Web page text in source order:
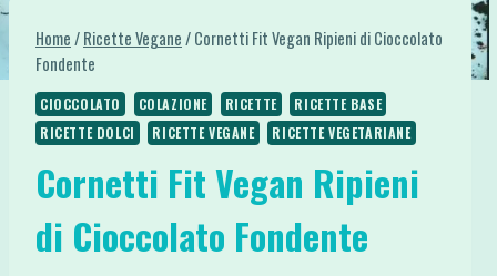
Home/Ricette Vegane/Cornetti Fit Vegan Ripieni di Cioccolato
Fondente
CIOCCOLATO COLAZIONE RICETTE
RICETTE BASE
RICETTE DOLCI
RICETTE VEGANE RICETTE VEGETARIANE
Cornetti Fit Vegan Ripieni
di Cioccolato Fondente